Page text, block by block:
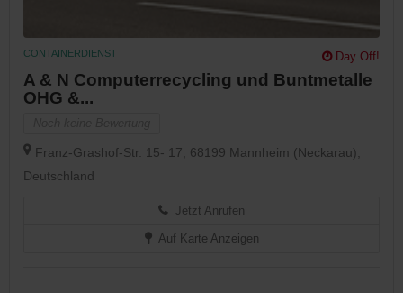
CONTAINERDIENST Day Off!
A & N Computerrecycling und Buntmetalle
OHG &...
Franz-Grashof-Str. 15- 17, 68199 Mannheim (Neckarau),
Deutschland
Jetzt Anrufen
Auf Karte Anzeigen